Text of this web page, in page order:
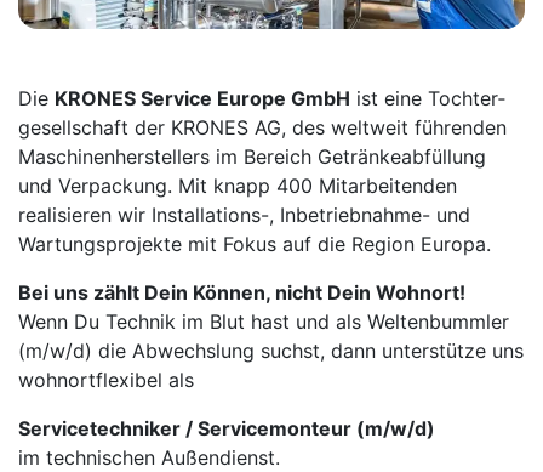
Die KRONES Service Europe GmbH ist eine Tochter­
gesellschaft der KRONES AG, des weltweit führenden
Maschinen­herstellers im Bereich Getränke­abfüllung
und Verpackung. Mit knapp 400 Mitarbei­tenden
realisieren wir Installations-, Inbetrieb­nahme- und
Wartungs­projekte mit Fokus auf die Region Europa.
Bei uns zählt Dein Können, nicht Dein Wohnort!
Wenn Du Technik im Blut hast und als Weltenbummler
(m/w/d) die Abwechslung suchst, dann unterstütze uns
wohnortflexibel als
Servicetechniker / Servicemonteur (m/w/d)
im technischen Außendienst.